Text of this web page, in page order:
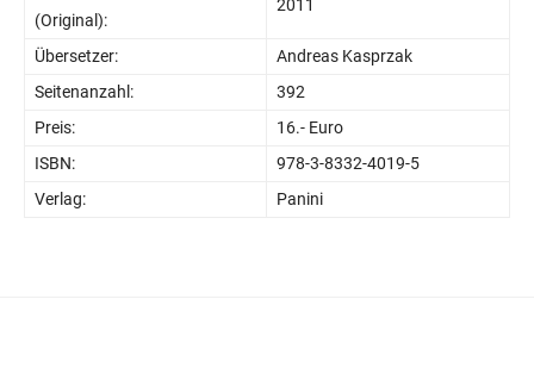
(Original):
2011
Übersetzer:
Andreas Kasprzak
Seitenanzahl:
392
Preis:
16.- Euro
ISBN:
978-3-8332-4019-5
Verlag:
Panini